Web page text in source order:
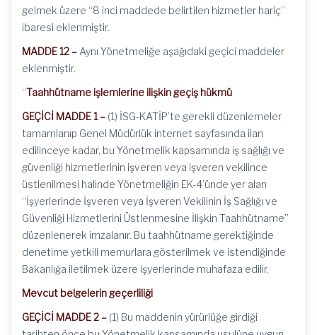
gelmek üzere “8 inci maddede belirtilen hizmetler hariç”
ibaresi eklenmiştir.
MADDE 12 – Aynı Yönetmeliğe aşağıdaki geçici maddeler
eklenmiştir.
“Taahhütname işlemlerine ilişkin geçiş hükmü
GEÇİCİ MADDE 1 – (1) İSG-KATİP’te gerekli düzenlemeler
tamamlanıp Genel Müdürlük internet sayfasında ilan
edilinceye kadar, bu Yönetmelik kapsamında iş sağlığı ve
güvenliği hizmetlerinin işveren veya işveren vekilince
üstlenilmesi halinde Yönetmeliğin EK-4’ünde yer alan
“İşyerlerinde İşveren veya İşveren Vekilinin İş Sağlığı ve
Güvenliği Hizmetlerini Üstlenmesine İlişkin Taahhütname”
düzenlenerek imzalanır. Bu taahhütname gerektiğinde
denetime yetkili memurlara gösterilmek ve istendiğinde
Bakanlığa iletilmek üzere işyerlerinde muhafaza edilir.
Mevcut belgelerin geçerliliği
GEÇİCİ MADDE 2 – (1) Bu maddenin yürürlüğe girdiği